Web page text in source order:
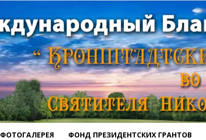
ФОТОГАЛЕРЕЯ ФОНД ПРЕЗИДЕНТСКИХ ГРАНТОВ